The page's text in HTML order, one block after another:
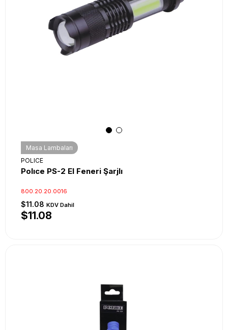
Masa Lambaları
POLICE
Polıce PS-2 El Feneri Şarjlı
800.20.20.0016
$11.08 KDV Dahil
$11.08